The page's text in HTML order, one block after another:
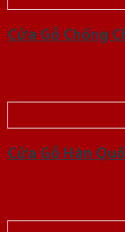
Cửa Gỗ Chống
Cửa Gỗ Hàn